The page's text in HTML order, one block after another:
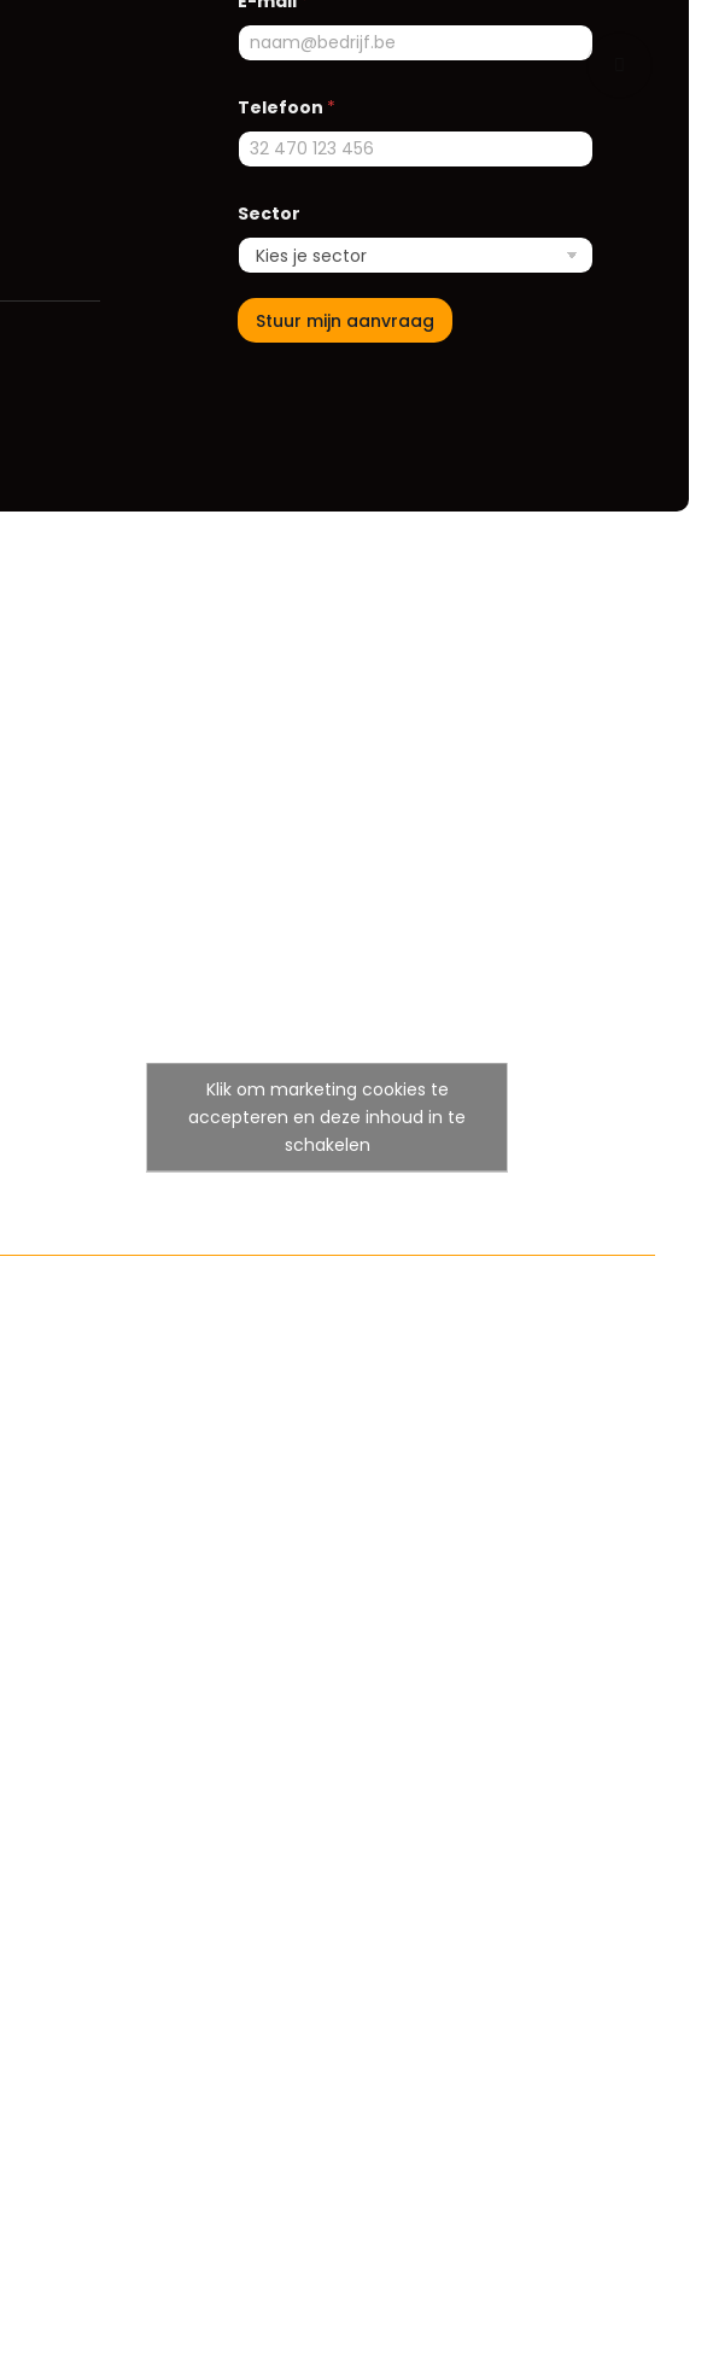
Telefoon *
Sector
Stuur mijn aanvraag
Klik om marketing cookies te
accepteren en deze inhoud in te
schakelen